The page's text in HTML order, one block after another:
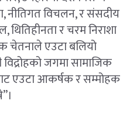
नीतिगत विचलन, र संसदीय
थितिहीनता र चरम निराशा
चेतनाले एउटा बलियो
विद्रोहको जगमा सामाजिक
एउटा आकर्षक र सम्मोहक